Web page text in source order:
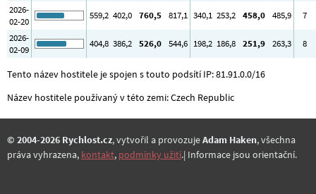
2026-
02-20
559,2 402,0 760,5 817,1 340,1 253,2 458,0 485,9
7
2026-
02-09
404,8 386,2 526,0 544,6 198,2 186,8 251,9 263,3 8
Tento název hostitele je spojen s touto podsítí IP: 81.91.0.0/16
Název hostitele používaný v této zemi: Czech Republic
© 2004-2026 Rychlost.cz, vytvořil a provozujeAdam Haken, všechna
práva vyhrazena, kontakt, podmínky užití.| Informace jsou orientační.